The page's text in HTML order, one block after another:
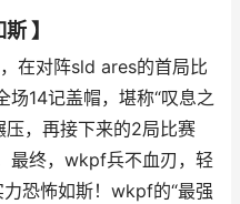
】
在对阵sld ares的首局比
场14记盖帽，堪称“叹息之
压，再接下来的2局比赛
最终，wkpf兵不血刃，轻
恐怖如斯！wkpf的“最强